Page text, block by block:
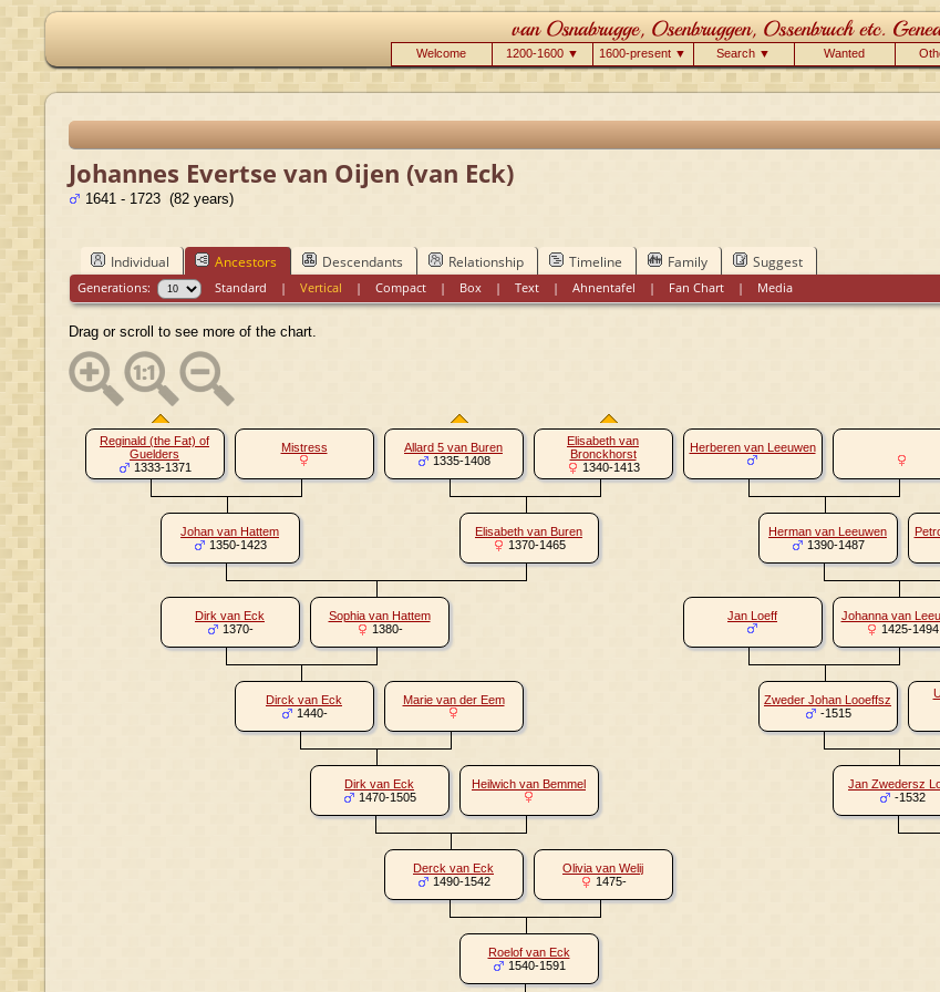
Welcome 1200-1600 ▼ 1600-present ▼ Search ▼ Wanted
Johannes Evertse van Oijen (van Eck)
1641 - 1723 (82 years)
Individual Ancestors Descendants Relationship Timeline Family Suggest
Generations: Standard |Vertical |Compact | Box |Text |Ahnentafel | Fan Chart | Media
Drag or scroll to see more of the chart.
Reginald (the Fat) of
Guelders
1333-1371
Mistress
Allard 5 van Buren
1335-1408
Elisabeth van
Bronckhorst
1340-1413
Herberen van Leeuwen
Johan van Hattem
1350-1423
Elisabeth van Buren
1370-1465
Herman van Leeuwen
1390-1487
Dirk van Eck
1370-
Sophia van Hattem
1380-
Jan Loeff
Johanna van
1425-1494
Dirck van Eck
1440-
Marie van der Eem
Zweder Johan Looeffsz
-1515
Dirk van Eck
1470-1505
Heilwich van Bemmel
Jan Zwedersz
-1532
Derck van Eck
1490-1542
Olivia van Welij
1475-
Roelof van Eck
1540-1591